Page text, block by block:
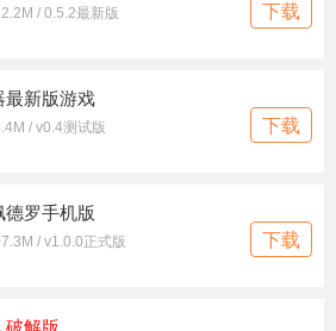
/ 0.5.2最新版 下载
最新版游戏
/ v0.4测试版 下载
德罗手机版
/ v1.0.0正式版 下载
破解版